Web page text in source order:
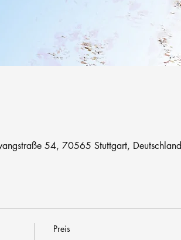
54, 70565 Stuttgart, Deutschland
Preis